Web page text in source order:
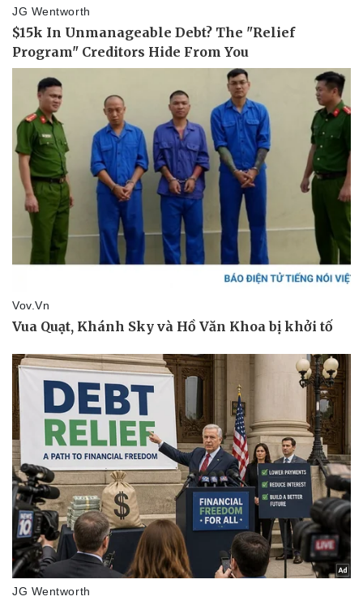
Thông tin doanh nghiệp
Doanh nghiệp 24h
Doanh nhân
Vì cộng đồng
Tin Công nghệ